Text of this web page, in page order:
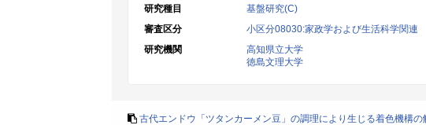
研究種目
基盤研究(C)
審査区分
小区分08030:家政学および生活科学関連
研究機関
高知県立大学
徳島文理大学
古代エンドウ「ツタンカーメン豆」の調理により生じる着色機構